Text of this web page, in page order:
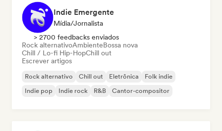
Indie Emergente
Mídia/Jornalista
> 2700 feedbacks enviados
Rock alternativoAmbienteBossa nova
Chill / Lo-fi Hip-HopChill out
Escrever artigos
Rock alternativo Chill out Eletrônica
Folk indie
Indie pop
Indie rock R&B Cantor-compositor